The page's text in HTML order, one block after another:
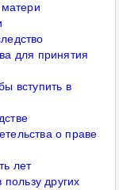
для принятия
вступить в
о праве
лет
пользу других